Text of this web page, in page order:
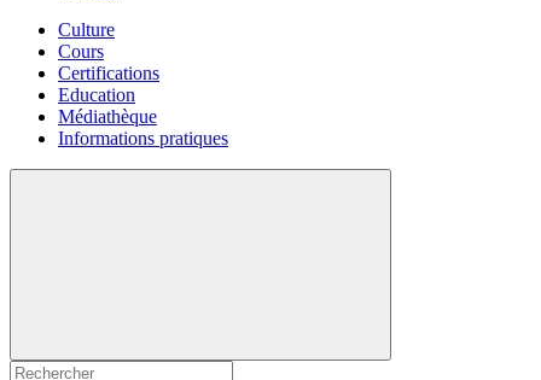
Culture
Cours
Certifications
Education
Médiathèque
Informations pratiques